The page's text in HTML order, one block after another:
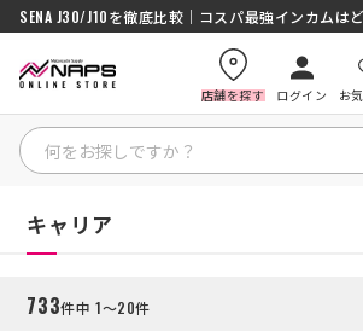
SENA J30/J10を徹底比較｜コスパ最強インカム
店舗を探す ログイン お
HOME
HOME
キャリア
733件中 1～20件